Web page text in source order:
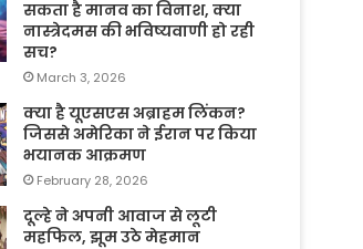
सकता है मानव का विनाश, क्या
नास्त्रेदमस की भविष्यवाणी हो रही
सच?
March 3, 2026
क्या है यूएसएस अब्राहम लिंकन?
जिससे अमेरिका ने ईरान पर किया
भयानक आक्रमण
February 28, 2026
दूल्हे ने अपनी आवाज से लूटी
महफिल, झूम उठे मेहमान